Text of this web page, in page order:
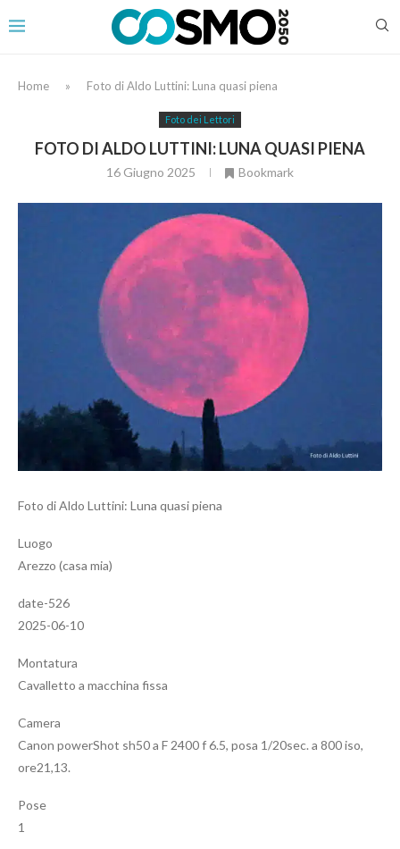
Home » Foto di Aldo Luttini: Luna quasi piena
Foto dei Lettori
FOTO DI ALDO LUTTINI: LUNA QUASI PIENA
16 Giugno 2025 Bookmark
Foto di Aldo Luttini: Luna quasi piena
Luogo
Arezzo (casa mia)
date-526
2025-06-10
Montatura
Cavalletto a macchina fissa
Camera
Canon powerShot sh50 a F 2400 f 6.5, posa 1/20sec. a 800 iso,
ore21,13.
Pose
1